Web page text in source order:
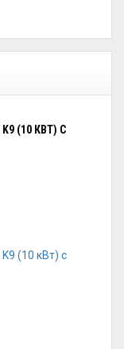
(10 КВТ) С